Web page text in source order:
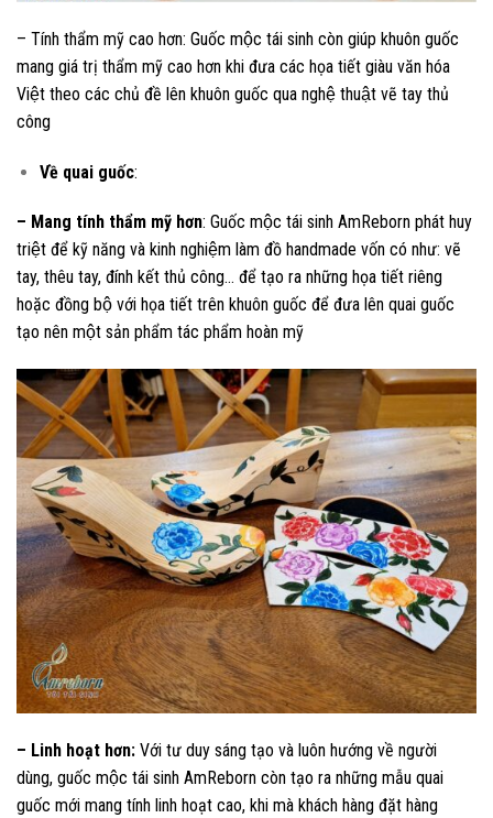
– Tính thẩm mỹ cao hơn: Guốc mộc tái sinh còn giúp khuôn guốc
mang giá trị thẩm mỹ cao hơn khi đưa các họa tiết giàu văn hóa
Việt theo các chủ đề lên khuôn guốc qua nghệ thuật vẽ tay thủ
công
Về quai guốc:
– Mang tính thẩm mỹ hơn: Guốc mộc tái sinh AmReborn phát huy
triệt để kỹ năng và kinh nghiệm làm đồ handmade vốn có như: vẽ
tay, thêu tay, đính kết thủ công… để tạo ra những họa tiết riêng
hoặc đồng bộ với họa tiết trên khuôn guốc để đưa lên quai guốc
tạo nên một sản phẩm tác phẩm hoàn mỹ
– Linh hoạt hơn: Với tư duy sáng tạo và luôn hướng về người
dùng, guốc mộc tái sinh AmReborn còn tạo ra những mẫu quai
guốc mới mang tính linh hoạt cao, khi mà khách hàng đặt hàng